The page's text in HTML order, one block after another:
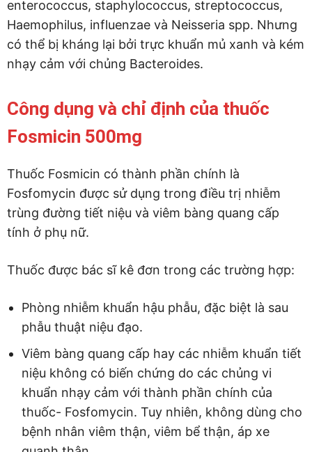
enterococcus, staphylococcus, streptococcus,
Haemophilus, influenzae và Neisseria spp. Nhưng
có thể bị kháng lại bởi trực khuẩn mủ xanh và kém
nhạy cảm với chủng Bacteroides.
Công dụng và chỉ định của thuốc
Fosmicin 500mg
Thuốc Fosmicin có thành phần chính là
Fosfomycin được sử dụng trong điều trị nhiễm
trùng đường tiết niệu và viêm bàng quang cấp
tính ở phụ nữ.
Thuốc được bác sĩ kê đơn trong các trường hợp:
Phòng nhiễm khuẩn hậu phẫu, đặc biệt là sau
phẫu thuật niệu đạo.
Viêm bàng quang cấp hay các nhiễm khuẩn tiết
niệu không có biến chứng do các chủng vi
khuẩn nhạy cảm với thành phần chính của
thuốc- Fosfomycin. Tuy nhiên, không dùng cho
bệnh nhân viêm thận, viêm bể thận, áp xe